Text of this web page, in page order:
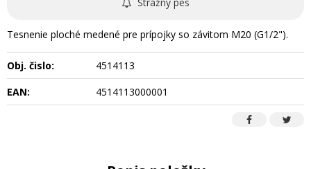
Tesnenie ploché medené pre prípojky so závitom M20 (G1/2").
Obj. čislo:
4514113
EAN:
4514113000001